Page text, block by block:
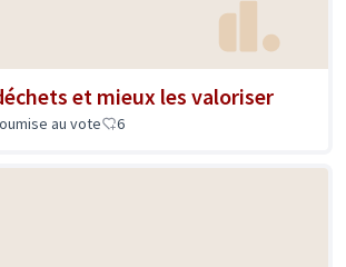
et mieux les valoriser
au vote 6